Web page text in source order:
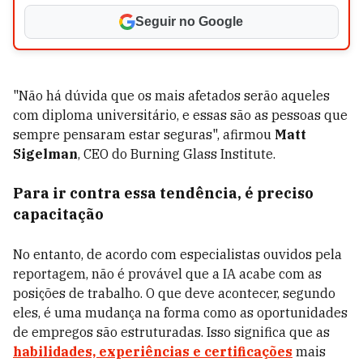
Seguir no Google
"Não há dúvida que os mais afetados serão aqueles
com diploma universitário, e essas são as pessoas que
sempre pensaram estar seguras", afirmou Matt
Sigelman, CEO do Burning Glass Institute.
Para ir contra essa tendência, é preciso
capacitação
No entanto, de acordo com especialistas ouvidos pela
reportagem, não é provável que a IA acabe com as
posições de trabalho. O que deve acontecer, segundo
eles, é uma mudança na forma como as oportunidades
de empregos são estruturadas. Isso significa que as
habilidades, experiências e certificações mais